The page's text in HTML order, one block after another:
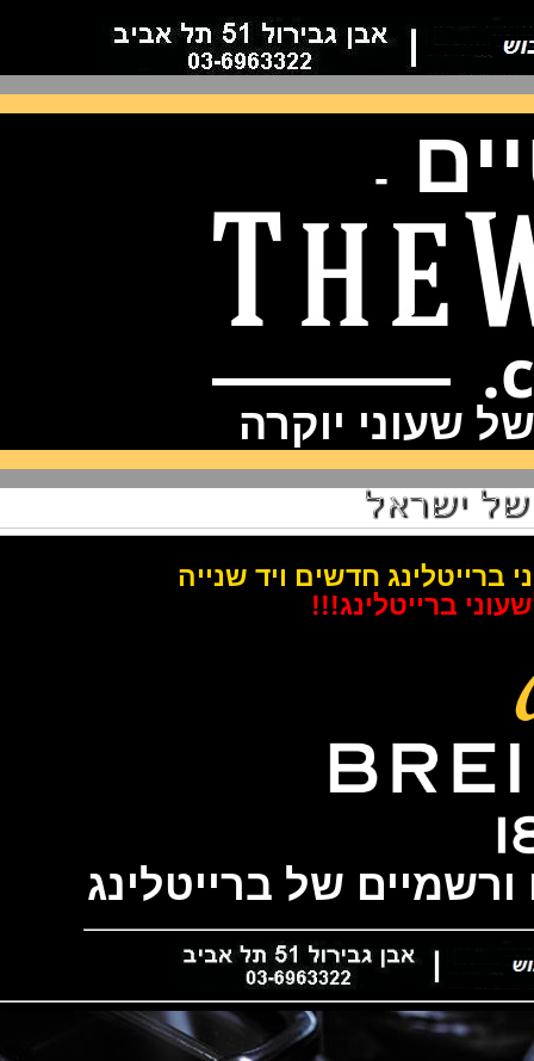
-
יוקרה
חדשים ויד שנייה
ברייטלינג!!!
של ברייטלינג